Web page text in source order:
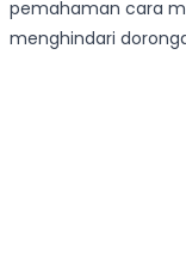
pemahaman cara
menghindari